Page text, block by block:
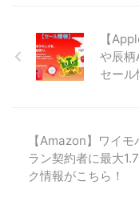
【
や辰柄
セール
【Amazon】ワイ
ラン契約者に最大
ク情報がこちら！